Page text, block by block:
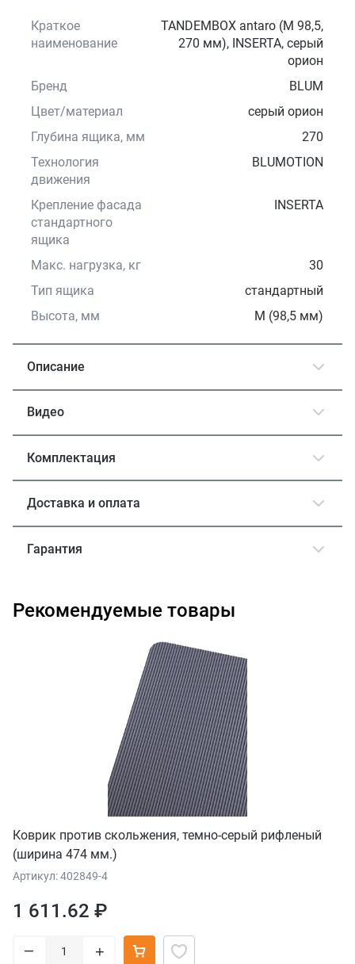
Краткое
наименование
TANDEMBOX antaro (M 98,5,
270 мм), INSERTA, серый
орион
Бренд
BLUM
Цвет/материал
серый орион
Глубина ящика, мм
270
Технология
движения
BLUMOTION
Крепление фасада
стандартного
ящика
INSERTA
Макс. нагрузка, кг
30
Тип ящика
стандартный
Высота, мм
М (98,5 мм)
Описание
Видео
Комплектация
Доставка и оплата
Гарантия
Рекомендуемые товары
Коврик против скольжения, темно-серый рифленый
(ширина 474 мм.)
Артикул: 402849-4
1 611.62 ₽
– +